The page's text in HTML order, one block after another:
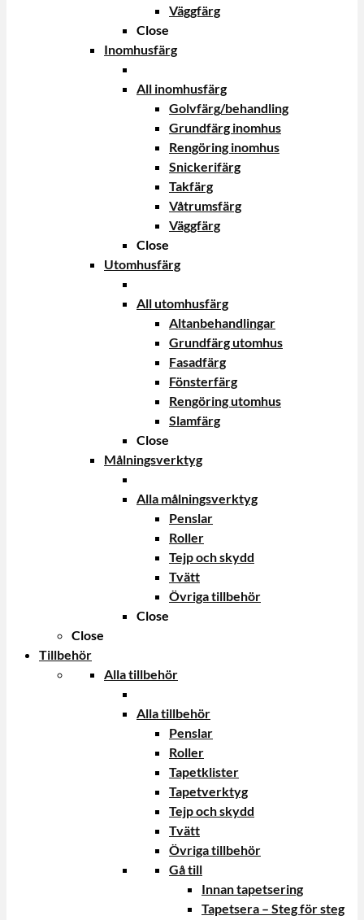
Väggfärg
Close
Inomhusfärg
All inomhusfärg
Golvfärg/behandling
Grundfärg inomhus
Rengöring inomhus
Snickerifärg
Takfärg
Våtrumsfärg
Väggfärg
Close
Utomhusfärg
All utomhusfärg
Altanbehandlingar
Grundfärg utomhus
Fasadfärg
Fönsterfärg
Rengöring utomhus
Slamfärg
Close
Målningsverktyg
Alla målningsverktyg
Penslar
Roller
Tejp och skydd
Tvätt
Övriga tillbehör
Close
Close
Tillbehör
Alla tillbehör
Alla tillbehör
Penslar
Roller
Tapetklister
Tapetverktyg
Tejp och skydd
Tvätt
Övriga tillbehör
Gå till
Innan tapetsering
Tapetsera – Steg för steg